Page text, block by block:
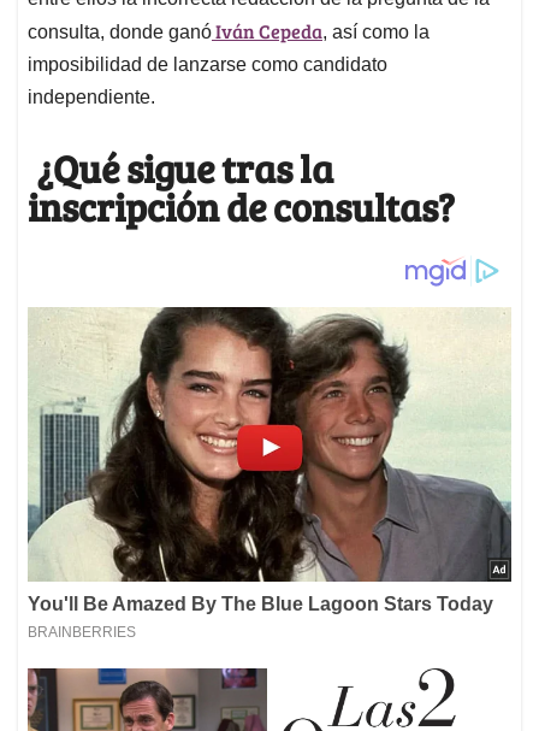
consulta, donde ganóIván Cepeda, así como la
imposibilidad de lanzarse como candidato
independiente.
¿Qué sigue tras la
inscripción de consultas?